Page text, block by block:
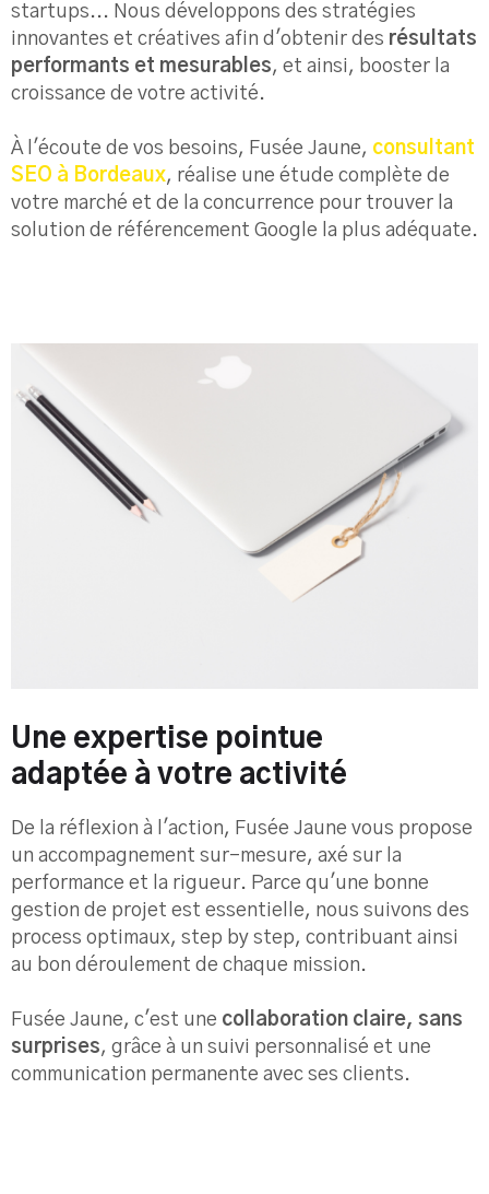
startups... Nous développons des stratégies
innovantes et créatives afin d'obtenir des résultats
performants et mesurables, et ainsi, booster la
croissance de votre activité.
À l'écoute de vos besoins, Fusée Jaune, consultant
SEO à Bordeaux, réalise une étude complète de
votre marché et de la concurrence pour trouver la
solution de référencement Google la plus adéquate.
Une expertise pointue
adaptée à votre activité
De la réflexion à l'action, Fusée Jaune vous propose
un accompagnement sur-mesure, axé sur la
performance et la rigueur. Parce qu'une bonne
gestion de projet est essentielle, nous suivons des
process optimaux, step by step, contribuant ainsi
au bon déroulement de chaque mission.
Fusée Jaune, c'est une collaboration claire, sans
surprises, grâce à un suivi personnalisé et une
communication permanente avec ses clients.